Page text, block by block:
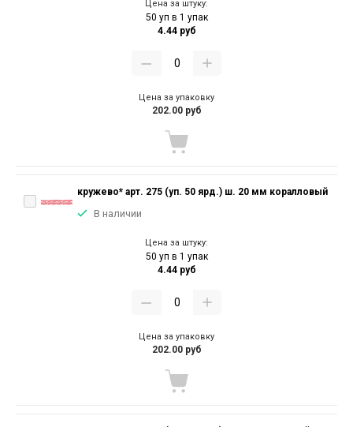
Цена за штуку:
50 уп в 1 упак
4.44 руб
Цена за упаковку
202.00 руб
кружево* арт. 275 (уп. 50 ярд.) ш. 20 мм коралловый
В наличии
Цена за штуку:
50 уп в 1 упак
4.44 руб
Цена за упаковку
202.00 руб